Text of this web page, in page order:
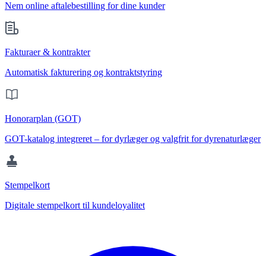
Nem online aftalebestilling for dine kunder
Fakturaer & kontrakter
Automatisk fakturering og kontraktstyring
Honorarplan (GOT)
GOT-katalog integreret – for dyrlæger og valgfrit for dyrenaturlæger
Stempelkort
Digitale stempelkort til kundeloyalitet